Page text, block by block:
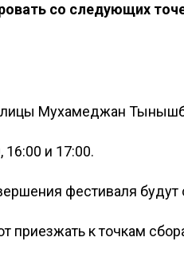
со следующих
Мухамеджан
16:00 и 17:00.
фестиваля будут
приезжать к точкам